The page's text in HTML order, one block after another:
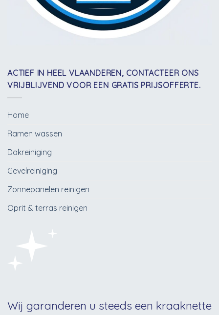
ACTIEF IN HEEL VLAANDEREN, CONTACTEER ONS
VRIJBLIJVEND VOOR EEN GRATIS PRIJSOFFERTE.
Home
Ramen wassen
Dakreiniging
Gevelreiniging
Zonnepanelen reinigen
Oprit & terras reinigen
Wij garanderen u steeds een kraaknette